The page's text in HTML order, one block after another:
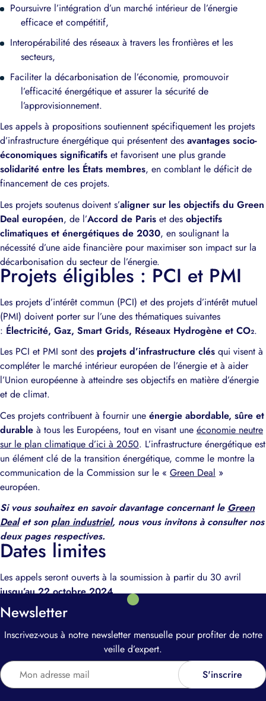
Poursuivre l’intégration d’un marché intérieur de l’énergie
efficace et compétitif,
Interopérabilité des réseaux à travers les frontières et les
secteurs,
Faciliter la décarbonisation de l’économie, promouvoir
l’efficacité énergétique et assurer la sécurité de
l’approvisionnement.
Les appels à propositions soutiennent spécifiquement les projets
d’infrastructure énergétique qui présentent des avantages socio-
économiques significatifs et favorisent une plus grande
solidarité entre les États membres, en comblant le déficit de
financement de ces projets.
Les projets soutenus doivent s’aligner sur les objectifs du Green
Deal européen, de l’Accord de Paris et des objectifs
climatiques et énergétiques de 2030, en soulignant la
nécessité d’une aide financière pour maximiser son impact sur la
décarbonisation du secteur de l’énergie.
Projets éligibles : PCI et PMI
Les projets d’intérêt commun (PCI) et des projets d’intérêt mutuel
(PMI) doivent porter sur l’une des thématiques suivantes
: Électricité, Gaz, Smart Grids, Réseaux Hydrogène et CO₂.
Les PCI et PMI sont des projets d’infrastructure clés qui visent à
compléter le marché intérieur européen de l’énergie et à aider
l’Union européenne à atteindre ses objectifs en matière d’énergie
et de climat.
Ces projets contribuent à fournir une énergie abordable, sûre et
durable à tous les Européens, tout en visant une économie neutre
sur le plan climatique d’ici à 2050. L’infrastructure énergétique est
un élément clé de la transition énergétique, comme le montre la
communication de la Commission sur le « Green Deal »
européen.
Si vous souhaitez en savoir davantage concernant le Green
Dealet sonplan industriel, nous vous invitons à consulter nos
deux pages respectives.
Dates limites
Les appels seront ouverts à la soumission à partir du 30 avril
jusqu’au 22 octobre 2024.
Newsletter
Inscrivez-vous à notre newsletter mensuelle pour profiter de notre
veille d’expert.